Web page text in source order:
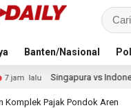
Banten/Nasional
vs Indonesia: Duel Ilhan
Komplek Pajak Pondok Aren